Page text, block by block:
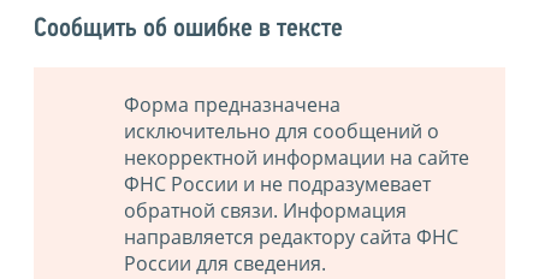
Сообщить об ошибке в тексте
Форма предназначена
исключительно для сообщений о
некорректной информации на сайте
ФНС России и не подразумевает
обратной связи. Информация
направляется редактору сайта ФНС
России для сведения.